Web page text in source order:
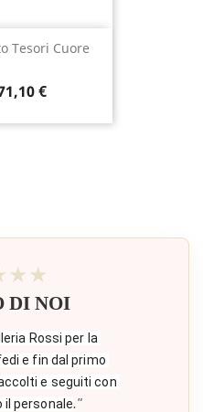
Tesori Cuore
€
DI NOI
Rossi per la
e fin dal primo
e seguiti con
personale."